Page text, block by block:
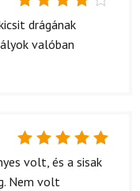
Értékelés:
/ 5
drágának
valóban
Értékelés:
/ 5
volt, és a sisak
Nem volt